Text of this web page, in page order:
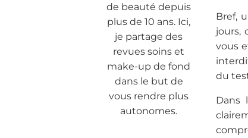
Bref,
jours,
vous
du
Dans
de beauté depuis
plus de 10 ans. Ici,
je partage des
revues soins et
make-up de fond
dans le but de
vous rendre plus
autonomes.